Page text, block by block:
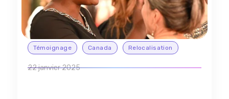
Témoignage Canada Relocalisation
22 janvier 2025